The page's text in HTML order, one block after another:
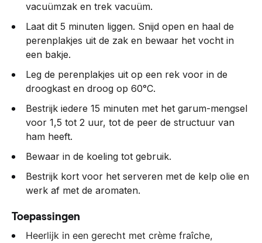
vacuümzak en trek vacuüm.
Laat dit 5 minuten liggen. Snijd open en haal de
perenplakjes uit de zak en bewaar het vocht in
een bakje.
Leg de perenplakjes uit op een rek voor in de
droogkast en droog op 60°C.
Bestrijk iedere 15 minuten met het garum-mengsel
voor 1,5 tot 2 uur, tot de peer de structuur van
ham heeft.
Bewaar in de koeling tot gebruik.
Bestrijk kort voor het serveren met de kelp olie en
werk af met de aromaten.
Toepassingen
Heerlijk in een gerecht met crème fraîche,